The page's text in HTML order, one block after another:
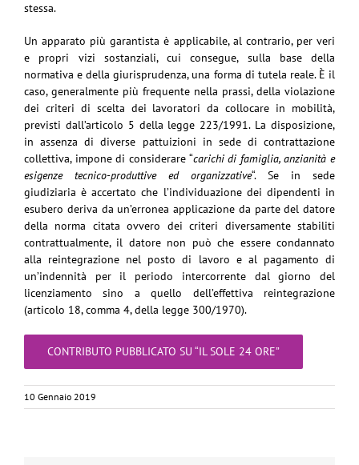
stessa.
Un apparato più garantista è applicabile, al contrario, per veri
e propri vizi sostanziali, cui consegue, sulla base della
normativa e della giurisprudenza, una forma di tutela reale. È il
caso, generalmente più frequente nella prassi, della violazione
dei criteri di scelta dei lavoratori da collocare in mobilità,
previsti dall’articolo 5 della legge 223/1991. La disposizione,
in assenza di diverse pattuizioni in sede di contrattazione
collettiva, impone di considerare “carichi di famiglia, anzianità e
esigenze tecnico-produttive ed organizzative“. Se in sede
giudiziaria è accertato che l’individuazione dei dipendenti in
esubero deriva da un’erronea applicazione da parte del datore
della norma citata ovvero dei criteri diversamente stabiliti
contrattualmente, il datore non può che essere condannato
alla reintegrazione nel posto di lavoro e al pagamento di
un’indennità per il periodo intercorrente dal giorno del
licenziamento sino a quello dell’effettiva reintegrazione
(articolo 18, comma 4, della legge 300/1970).
CONTRIBUTO PUBBLICATO SU “IL SOLE 24 ORE”
10 Gennaio 2019